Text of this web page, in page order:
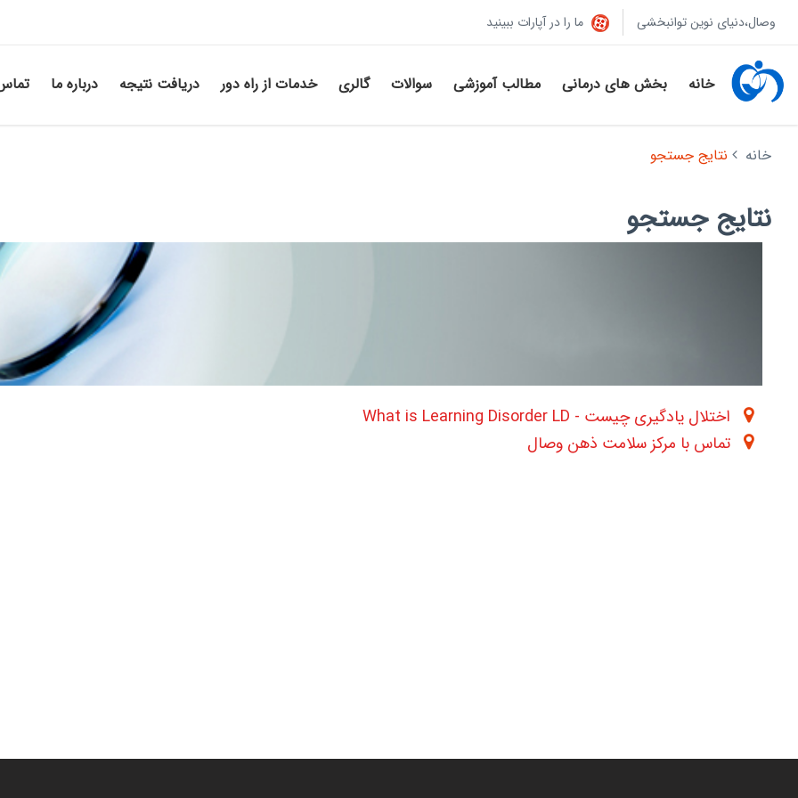
وصال،دنیای نوین توانبخشی ما را در آپارات ببینید
خانه بخش های درمانی مطالب آموزشی سوالات گالری خدمات از راه دور دریافت نتیجه درباره ما
خانه نتایج جستجو
نتایج جستجو
اختلال یادگیری چیست - What is Learning Disorder LD
تماس با مرکز سلامت ذهن وصال